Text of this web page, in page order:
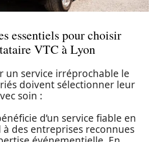
essentiels pour choisir
VTC à Lyon
un service irréprochable le
doivent sélectionner leur
soin :
d’un service fiable en
des entreprises reconnues